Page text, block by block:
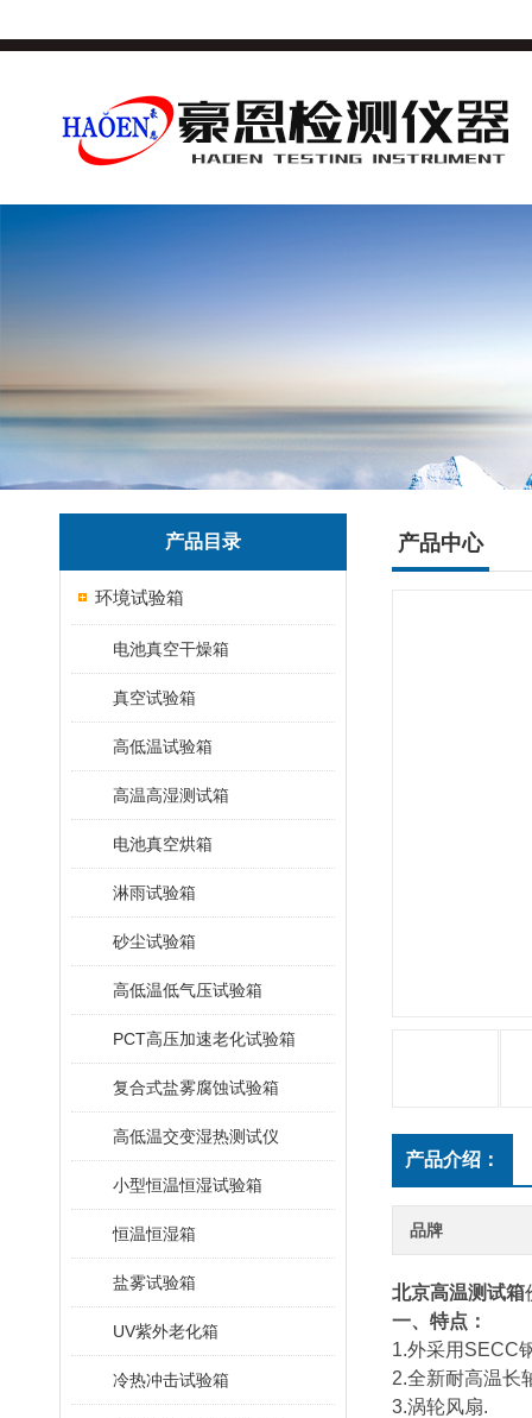
产品目录
环境试验箱
电池真空干燥箱
真空试验箱
高低温试验箱
高温高湿测试箱
电池真空烘箱
淋雨试验箱
砂尘试验箱
高低温低气压试验箱
PCT高压加速老化试验箱
复合式盐雾腐蚀试验箱
高低温交变湿热测试仪
小型恒温恒湿试验箱
恒温恒湿箱
盐雾试验箱
UV紫外老化箱
冷热冲击试验箱
产品中心
产品介绍：
品牌
北京高温测试箱
一、特点：
1.外采用SECC
2.全新耐高温长
3.涡轮风扇.